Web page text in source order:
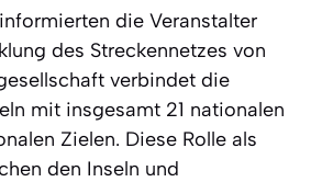
die Veranstalter
des Streckennetzes von
verbindet die
mit insgesamt 21 nationalen
Zielen. Diese Rolle als
den Inseln und